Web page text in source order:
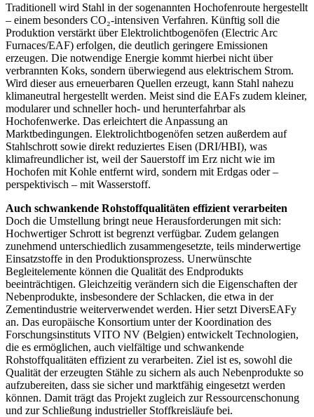
Traditionell wird Stahl in der sogenannten Hochofenroute hergestellt
– einem besonders CO₂-intensiven Verfahren. Künftig soll die
Produktion verstärkt über Elektrolichtbogenöfen (Electric Arc
Furnaces/EAF) erfolgen, die deutlich geringere Emissionen
erzeugen. Die notwendige Energie kommt hierbei nicht über
verbrannten Koks, sondern überwiegend aus elektrischem Strom.
Wird dieser aus erneuerbaren Quellen erzeugt, kann Stahl nahezu
klimaneutral hergestellt werden. Meist sind die EAFs zudem kleiner,
modularer und schneller hoch- und herunterfahrbar als
Hochofenwerke. Das erleichtert die Anpassung an
Marktbedingungen. Elektrolichtbogenöfen setzen außerdem auf
Stahlschrott sowie direkt reduziertes Eisen (DRI/HBI), was
klimafreundlicher ist, weil der Sauerstoff im Erz nicht wie im
Hochofen mit Kohle entfernt wird, sondern mit Erdgas oder –
perspektivisch – mit Wasserstoff.
Auch schwankende Rohstoff­qualitäten effizient verarbeiten
Doch die Umstellung bringt neue Herausforderungen mit sich:
Hochwertiger Schrott ist begrenzt verfügbar. Zudem gelangen
zunehmend unterschiedlich zusammengesetzte, teils minderwertige
Einsatzstoffe in den Produktionsprozess. Unerwünschte
Begleitelemente können die Qualität des Endprodukts
beeinträchtigen. Gleichzeitig verändern sich die Eigenschaften der
Nebenprodukte, insbesondere der Schlacken, die etwa in der
Zementindustrie weiterverwendet werden. Hier setzt DiversEAFy
an. Das europäische Konsortium unter der Koordination des
Forschungsinstituts VITO NV (Belgien) entwickelt Technologien,
die es ermöglichen, auch vielfältige und schwankende
Rohstoffqualitäten effizient zu verarbeiten. Ziel ist es, sowohl die
Qualität der erzeugten Stähle zu sichern als auch Nebenprodukte so
aufzubereiten, dass sie sicher und marktfähig eingesetzt werden
können. Damit trägt das Projekt zugleich zur Ressourcenschonung
und zur Schließung industrieller Stoffkreisläufe bei.